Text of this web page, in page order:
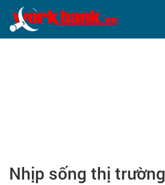
Trang chủ
Nhịp sống thị trường